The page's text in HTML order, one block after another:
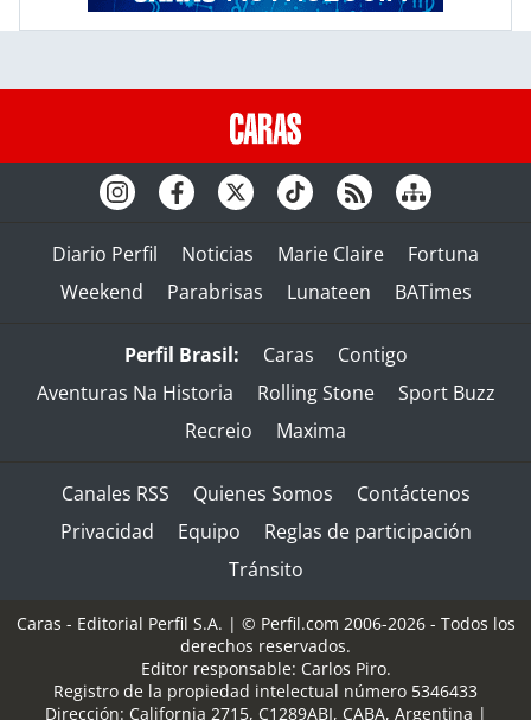
Diario Perfil Noticias Marie Claire
Fortuna
Weekend
Parabrisas Lunateen BATimes
Perfil Brasil: Caras
Contigo
Aventuras Na Historia
Rolling Stone
Sport Buzz
Recreio
Maxima
Canales RSS Quienes Somos
Contáctenos
Privacidad
Equipo
Reglas de participación
Tránsito
Caras - Editorial Perfil S.A. | © Perfil.com 2006-2026 - Todos los
derechos reservados.
Editor responsable: Carlos Piro.
Registro de la propiedad intelectual número 5346433
Dirección: California 2715, C1289ABI, CABA, Argentina |